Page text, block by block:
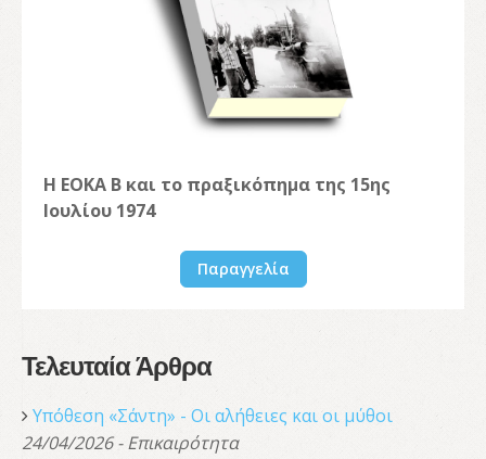
Η ΕΟΚΑ Β και το πραξικόπημα της 15ης
Ιουλίου 1974
Παραγγελία
Τελευταία Άρθρα
Υπόθεση «Σάντη» - Οι αλήθειες και οι μύθοι
24/04/2026 - Επικαιρότητα